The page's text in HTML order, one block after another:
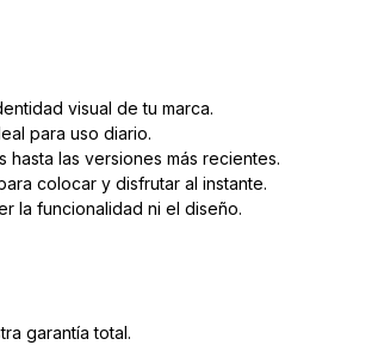
visual de tu marca.
para uso diario.
las versiones más recientes.
colocar y disfrutar al instante.
la funcionalidad ni el diseño.
garantía total.